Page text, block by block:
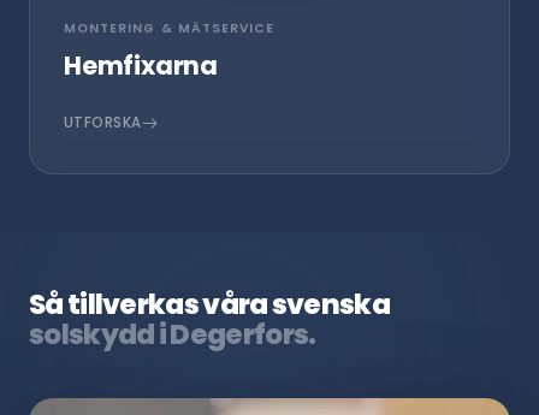
MONTERING & MÄTSERVICE
Hemfixarna
UTFORSKA
Så tillverkas våra svenska
solskydd i Degerfors.